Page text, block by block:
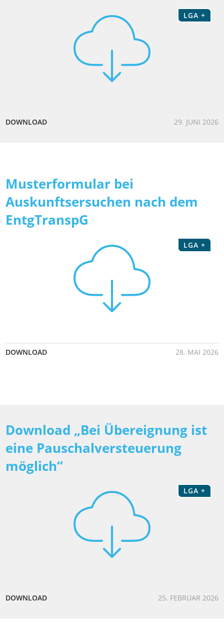
LGA +
DOWNLOAD 29. JUNI 2026
Musterformular bei
Auskunftsersuchen nach dem
EntgTranspG
LGA +
DOWNLOAD 28. MAI 2026
Download „Bei Übereignung ist
eine Pauschalversteuerung
möglich“
LGA +
DOWNLOAD 25. FEBRUAR 2026